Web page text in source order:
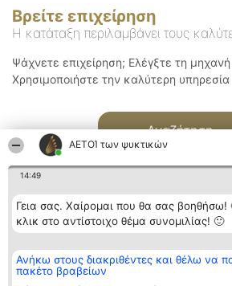
ΑΕΤΟΊ των ψυκτικών
14:49
Γεια σας. Χαίρομαι που θα σας βοηθήσω!
κλικ στο αντίστοιχο θέμα συνομιλίας! 🙂
Ανήκω στους διακριθέντες και θέλω να
πακέτο βραβείων
Βρείτε επιχείρηση
Η κατάταξη περιλαμβάνει τους
Ψάχνετε επιχείρηση; Ελέγξτε τη
Χρησιμοποιήστε την καλύτερη υπηρεσία
Αναζήτηση
Διοργανωτής της
κατάταξης
BEAUTIFUL COMPANY
Κατάταξη
Διακριθέντες
των